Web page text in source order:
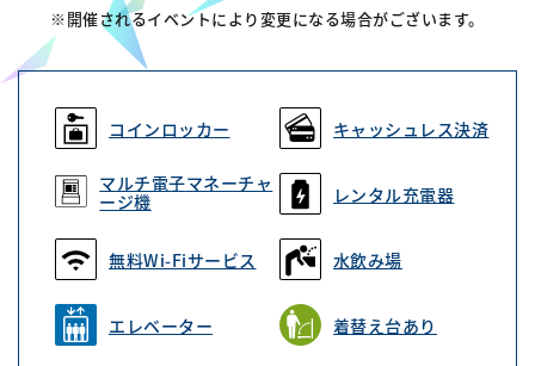
開催されるイベントにより変更になる場合がございます。
コインロッカー キャッシュレス決済
マルチ電子マネーチャ
ージ機
レンタル充電器
無料Wi-Fiサービス 水飲み場
エレベーター 着替え台あり